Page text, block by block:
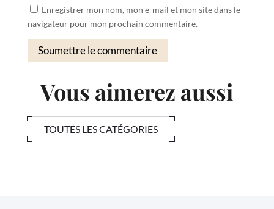
Enregistrer mon nom, mon e-mail et mon site dans le
navigateur pour mon prochain commentaire.
Soumettre le commentaire
Vous aimerez aussi
TOUTES LES CATÉGORIES